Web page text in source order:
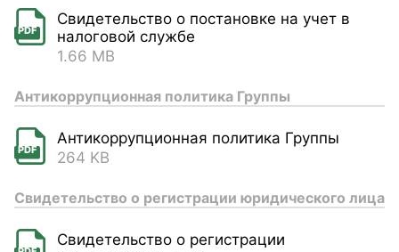
PDF
Свидетельство о постановке на учет в
налоговой службе
1.66 MB
Антикоррупционная политика Группы
PDF
Антикоррупционная политика Группы
264 KB
Свидетельство о регистрации юридического лица
Свидетельство о регистрации